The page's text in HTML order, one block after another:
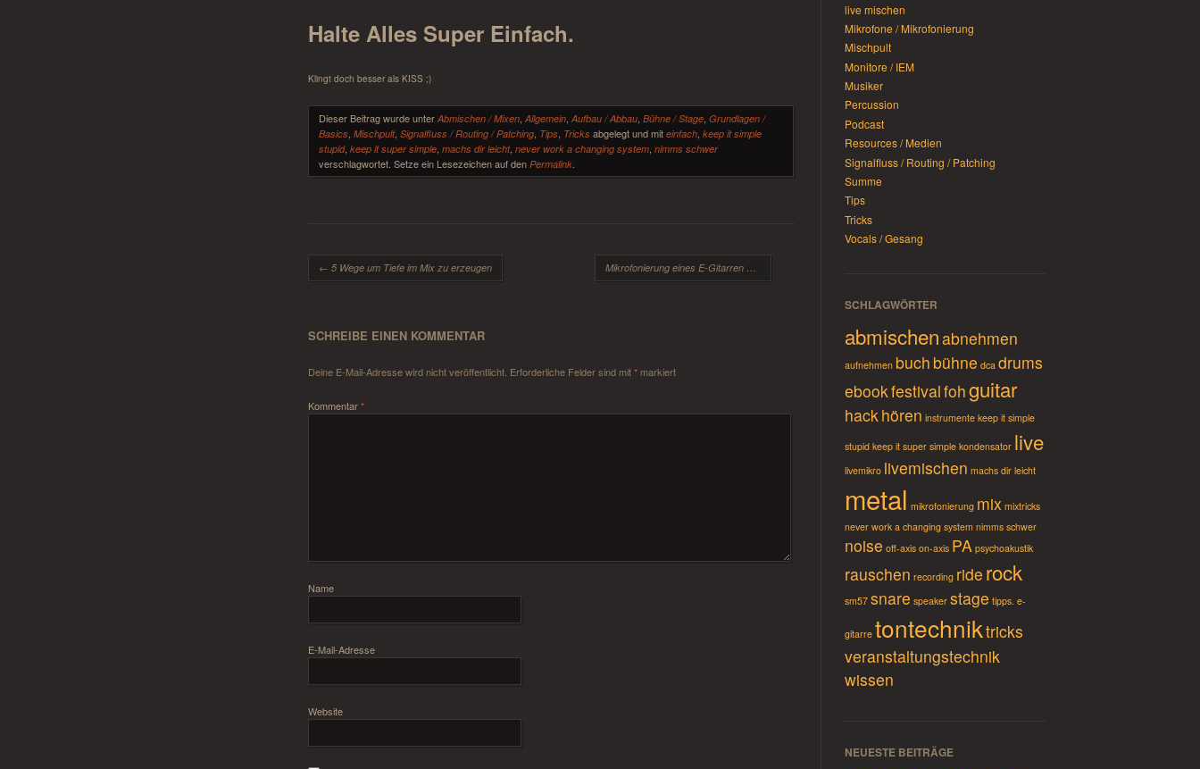
Halte Alles Super Einfach.
Klingt doch besser als KISS ;)
Dieser Beitrag wurde unterAbmischen / Mixen ,Allgemein ,Aufbau / Abbau ,Bühne / Stage ,Grundlagen /
Basics ,Mischpult,Signalfluss / Routing / Patching Tips Tricks abgelegt und miteinfach ,keep it simple
stupid,keep it super simple ,machs dir leicht,never work a changing system ,nimms schwer
verschlagwortet. Setze ein Lesezeichen auf denPermalink
Beitrags-Navigation
← 5 Wege um Tiefe im Mix zu erzeugen Mikrofonierung eines E-Gitarren Speakers
SCHREIBE EINEN KOMMENTAR
Deine E-Mail-Adresse wird nicht veröffentlicht. Erforderliche Felder sind mit*markiert
Kommentar*
Name
E-Mail-Adresse
Website
live mischen
Mikrofone / Mikrofonierung
Mischpult
Monitore / IEM
Musiker
Percussion
Podcast
Resources / Medien
Signalfluss / Routing / Patching
Summe
Tips
Tricks
Vocals / Gesang
SCHLAGWÖRTER
abmischenabnehmen
aufnehmen buch bühne dca drums
ebookfestivalfohguitar
hack hören instrumente keep it simple
stupid keep it super simple kondensator live
livemikro livemischen machs dir leicht
metal mikrofonierung mix mixtricks
never work a changing system nimms schwer
noise off-axis on-axis PA psychoakustik
rauschen recording ride rock
sm57 snare speaker stage tipps. e-
gitarre tontechniktricks
veranstaltungstechnik
wissen
NEUESTE BEITRÄGE